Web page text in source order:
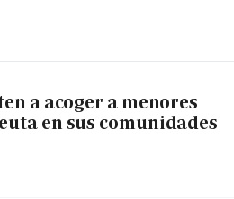
a acoger a menores
en sus comunidades